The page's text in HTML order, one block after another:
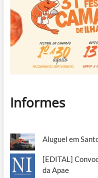
Informes
Aluguel em
[EDITAL]
da Apae